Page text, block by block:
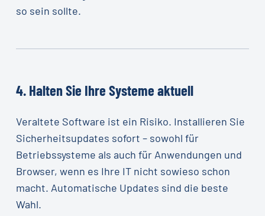
so sein sollte.
4. HaltenSie Ihre Systeme aktuell
Veraltete Software ist ein Risiko. Installieren Sie
Sicherheitsupdates sofort – sowohl für
Betriebssysteme als auch für Anwendungen und
Browser, wenn es Ihre IT nicht sowieso schon
macht. Automatische Updates sind die beste
Wahl.